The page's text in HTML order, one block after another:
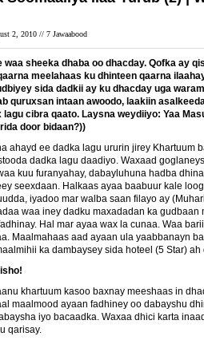
2, 2010 // 7 Jawaabood
waa sheeka dhaba oo dhacday. Qofka ay
meelahaas ku dhinteen qaarna
sida dadkii ay ku dhacday uga
quruxsan intaan awoodo, laakiin
cibra qaato. Laysna weydiiyo: Yaa
door bidaan?))
ahayd ee dadka lagu ururin jirey Khartuum
dadka lagu daadiyo. Waxaad
kuu furanyahay, dabayluhuna hadba
seexdaan. Halkaas ayaa baabuur kale
iyadoo mar walba saan filayo ay
waa iney dadku maxadadan ka
Hal mar ayaa wax la cunaa. Waa
Maalmahaas aad ayaan ula yaabbanayn
ka dambaysey sida hoteel (5 Star)
khartuum kasoo baxnay meeshaas in
maalmood ayaan fadhiney oo dabayshu
iyo bacaadka. Waxaa dhici karta
qarisay.